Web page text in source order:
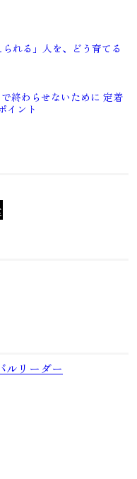
れる」人を、どう育てる
終わらせないために 定着
イント
ルリーダー